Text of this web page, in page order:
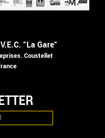
"La Gare"
Coustellet